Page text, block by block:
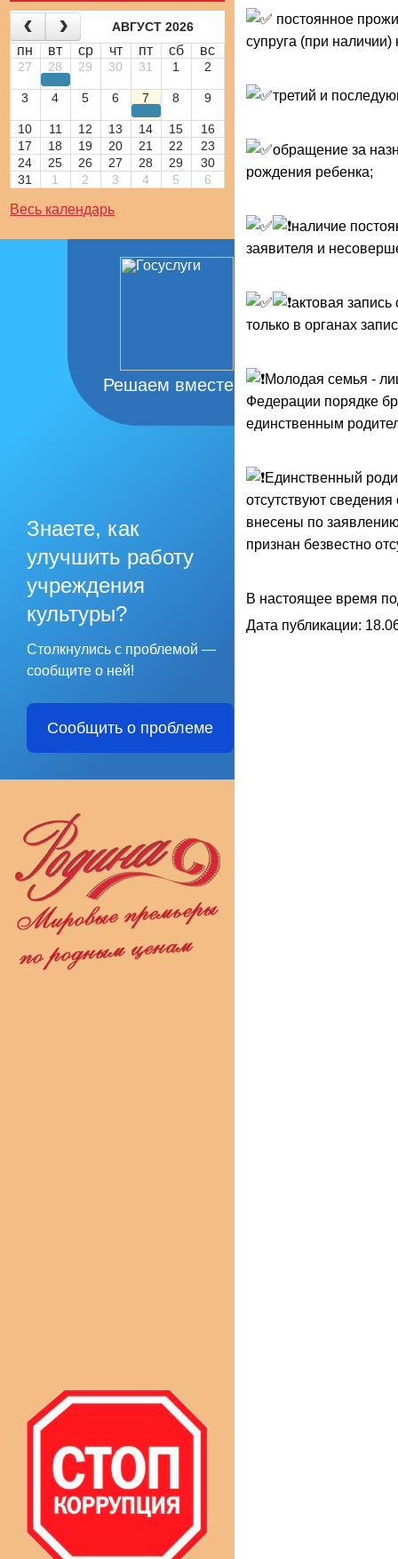
АВГУСТ 2026
пн вт ср чт пт сб вс
27 28 29 30 31 1 2
3 4 5 6 7 8 9
10 11 12 13 14 15
16
17
18 19 20 21 22
23
24
25 26 27 28 29
30
31
1 2 3 4 5 6
Весь календарь
Решаем вместе
Знаете, как
улучшить работу
учреждения
культуры?
Столкнулись с проблемой —
сообщите о ней!
Сообщить о проблеме
постоянное
супруга (при наличии)
третий и
обращение за
рождения ребенка;
наличие
заявителя и
актовая
только в органах
Молодая семья -
Федерации порядке
единственным
Единственный
отсутствуют
внесены по
признан безвестно
В настоящее время
Дата публикации: